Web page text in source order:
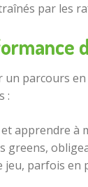
par les
parcours
:
apprendre
greens,
parfois